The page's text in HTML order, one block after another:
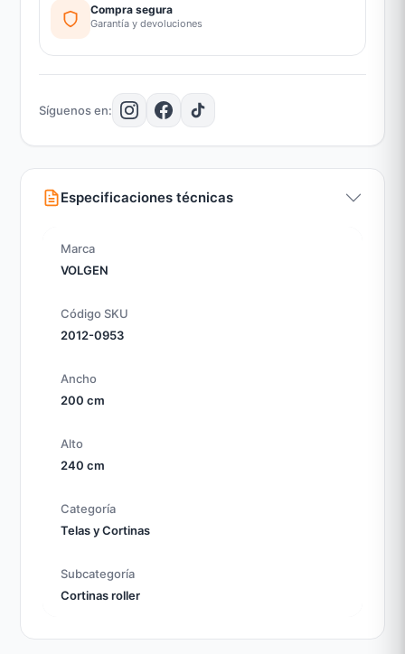
Especificaciones técnicas
Marca
VOLGEN
Código SKU
2012-0953
Ancho
200 cm
Alto
240 cm
Categoría
Telas y Cortinas
Subcategoría
Cortinas roller
Compra segura
Garantía y devoluciones
Síguenos en: